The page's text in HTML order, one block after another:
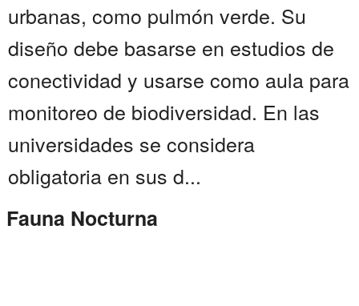
urbanas, como pulmón verde. Su
diseño debe basarse en estudios de
conectividad y usarse como aula para
monitoreo de biodiversidad. En las
universidades se considera
obligatoria en sus d...
Fauna Nocturna